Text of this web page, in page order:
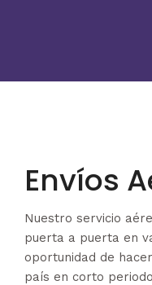
Envíos
Nuestro servicio
puerta a puerta en
oportunidad de
país en corto